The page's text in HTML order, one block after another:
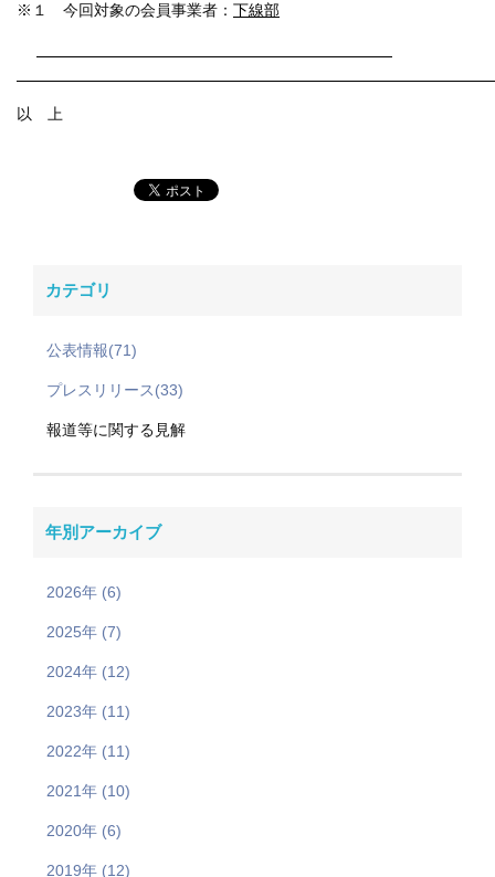
※１ 今回対象の会員事業者： 下線部
以 上
カテゴリ
公表情報(71)
プレスリリース(33)
報道等に関する見解
年別アーカイブ
2026年 (6)
2025年 (7)
2024年 (12)
2023年 (11)
2022年 (11)
2021年 (10)
2020年 (6)
2019年 (12)